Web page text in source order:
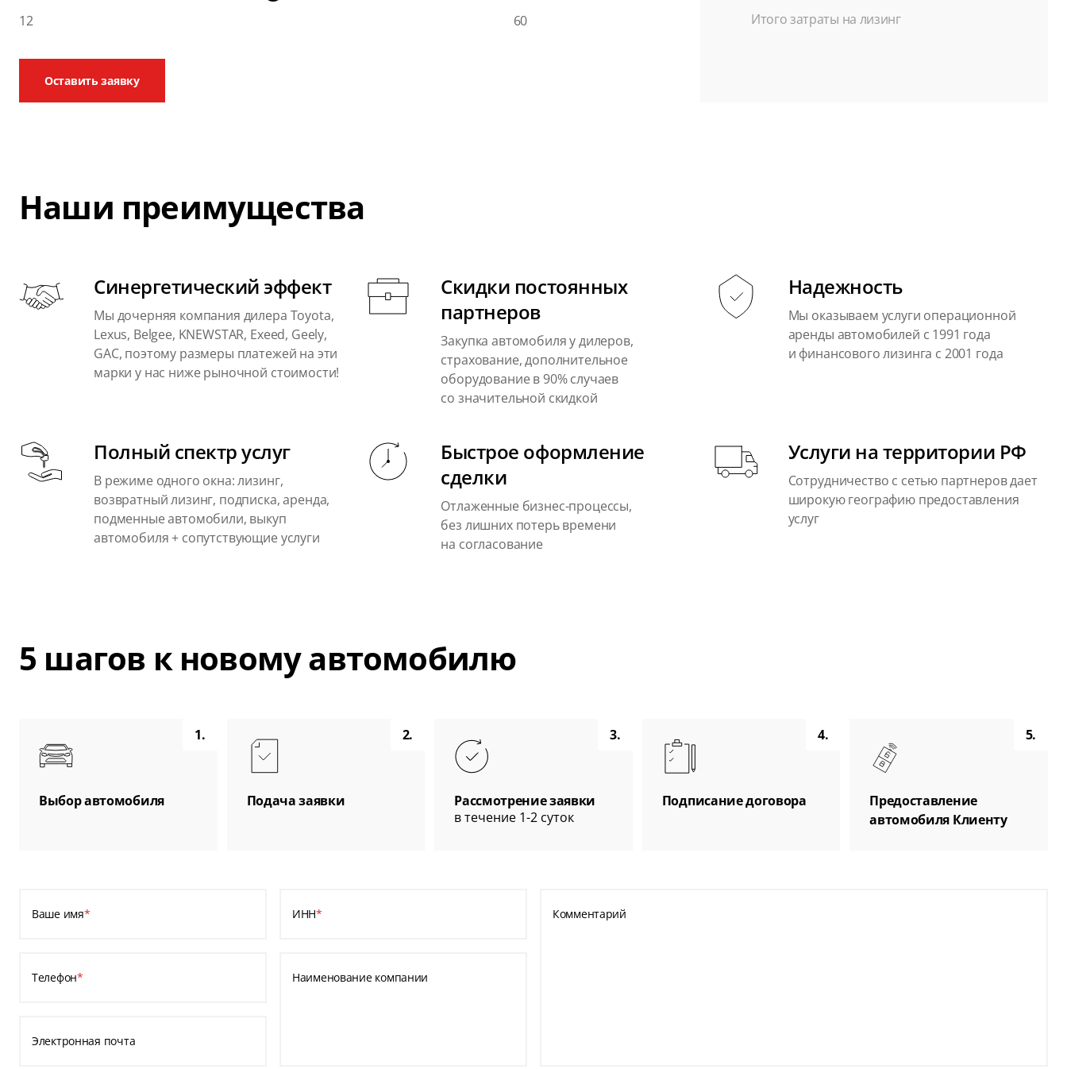
12 60
Оставить заявку
Итого затраты на лизинг
Наши преимущества
Синергетический эффект
Мы дочерняя компания дилера Toyota,
Lexus, Belgee, KNEWSTAR, Exeed, Geely,
GAC, поэтому размеры платежей на эти
марки у нас ниже рыночной стоимости!
Скидки постоянных
партнеров
Закупка автомобиля у дилеров,
страхование, дополнительное
оборудование в 90% случаев
со значительной скидкой
Надежность
Мы оказываем услуги операционной
аренды автомобилей с 1991 года
и финансового лизинга с 2001 года
Полный спектр услуг
В режиме одного окна: лизинг,
возвратный лизинг, подписка, аренда,
подменные автомобили, выкуп
автомобиля + сопутствующие услуги
Быстрое оформление
сделки
Отлаженные бизнес-процессы,
без лишних потерь времени
на согласование
Услуги на территории РФ
Сотрудничество с сетью партнеров дает
широкую географию предоставления
услуг
5 шагов к новому автомобилю
1.
Выбор автомобиля
2.
Подача заявки
3.
Рассмотрение заявки
в течение 1-2 суток
4.
Подписание договора
5.
Предоставление
автомобиля Клиенту
Ваше имя*
Телефон*
Электронная почта
ИНН*
Наименование компании
Комментарий